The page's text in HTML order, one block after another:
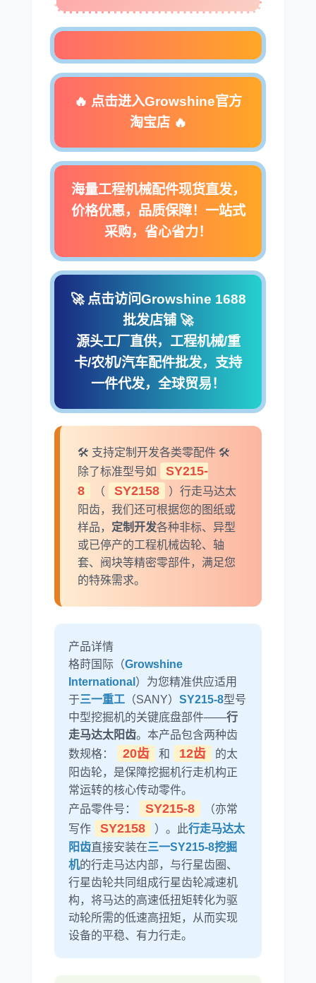
约翰迪尔 徐工
山猫 上柴
尼桑 依维柯
🔥 点击进入Growshine官方
淘宝店 🔥
海量工程机械配件现货直发，
价格优惠，品质保障！一站式
采购，省心省力！
🚀 点击访问Growshine 1688
批发店铺 🚀
源头工厂直供，工程机械/重
卡/农机/汽车配件批发，支持
一件代发，全球贸易！
🛠️ 支持定制开发各类零配件 🛠️
除了标准型号如
SY215-
8
（ SY2158
）行走马达太
阳齿，我们还可根据您的图纸或
样品， 定制开发各种非标、异型
或已停产的工程机械齿轮、轴
套、阀块等精密零部件，满足您
的特殊需求。
产品详情
格莳国际（Growshine
International ）为您精准供应适用
于三一重工 （SANY） SY215-8型号
中型挖掘机的关键底盘部件——行
走马达太阳齿。本产品包含两种齿
数规格：
20齿 和 12齿
的太
阳齿轮，是保障挖掘机行走机构正
常运转的核心传动零件。
产品零件号：
SY215-8
（亦常
写作
SY2158 ）。此行走马达太
阳齿直接安装在三一SY215-8挖掘
机的行走马达内部，与行星齿圈、
行星齿轮共同组成行星齿轮减速机
构，将马达的高速低扭矩转化为驱
动轮所需的低速高扭矩，从而实现
设备的平稳、有力行走。